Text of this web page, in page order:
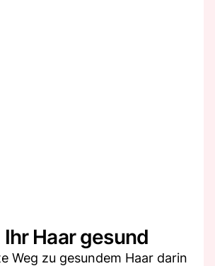
Haar gesund
Weg zu gesundem Haar darin